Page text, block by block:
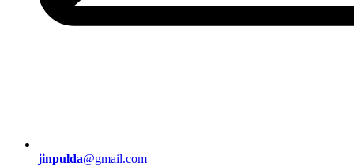
jinpulda@gmail.com